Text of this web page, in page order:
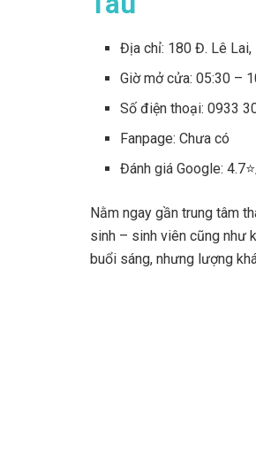
Địa chỉ: 180 Đ. Lê Lai,
Giờ mở cửa: 05:30 –
Số điện thoại: 0933
Fanpage: Chưa có
Đánh giá Google:
Nằm ngay gần trung tâm
sinh – sinh viên cũng như
buổi sáng, nhưng lượng